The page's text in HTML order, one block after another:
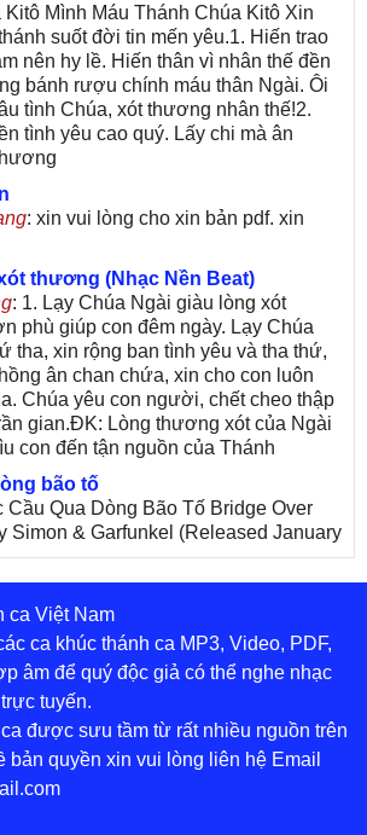
Kitô Mình Máu Thánh Chúa Kitô Xin
suốt đời tin mến yêu.1. Hiến trao
nên hy lề. Hiến thân vì nhân thế đền
bánh rượu chính máu thân Ngài. Ôi
tình Chúa, xót thương nhân thế!2.
tình yêu cao quý. Lấy chi mà ân
: xin vui lòng cho xin bản pdf. xin
thương (Nhạc Nền Beat)
: 1. Lạy Chúa Ngài giàu lòng xót
phù giúp con đêm ngày. Lạy Chúa
tha, xin rộng ban tình yêu và tha thứ,
ân chan chứa, xin cho con luôn
Chúa yêu con người, chết cheo thập
gian.ĐK: Lòng thương xót của Ngài
con đến tận nguồn của Thánh
bão tố
Cầu Qua Dòng Bão Tố Bridge Over
Simon & Garfunkel (Released January
Nhạc Sĩ Vũ Đức Nghiêm Trình Bày:
Việt)
lời chưa.Cám ơn
ca Việt Nam
ca khúc thánh ca MP3, Video, PDF,
âm để quý độc giả có thể nghe nhạc
tuyến.
được sưu tầm từ rất nhiều nguồn trên
bản quyền xin vui lòng liên hệ Email